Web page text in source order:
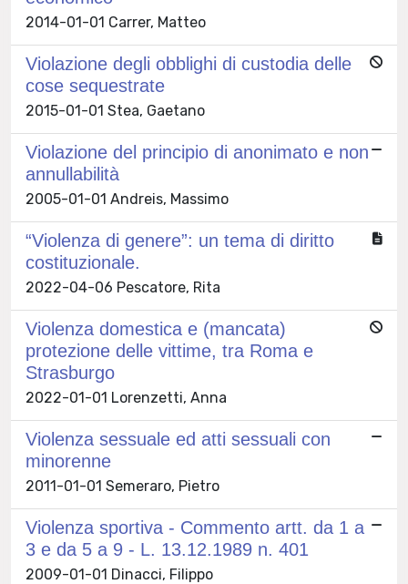
2014-01-01 Carrer, Matteo
Violazione degli obblighi di custodia delle
cose sequestrate
2015-01-01 Stea, Gaetano
Violazione del principio di anonimato e non
annullabilità
2005-01-01 Andreis, Massimo
“Violenza di genere”: un tema di diritto
costituzionale.
2022-04-06 Pescatore, Rita
Violenza domestica e (mancata)
protezione delle vittime, tra Roma e
Strasburgo
2022-01-01 Lorenzetti, Anna
Violenza sessuale ed atti sessuali con
minorenne
2011-01-01 Semeraro, Pietro
Violenza sportiva - Commento artt. da 1 a
3 e da 5 a 9 - L. 13.12.1989 n. 401
2009-01-01 Dinacci, Filippo